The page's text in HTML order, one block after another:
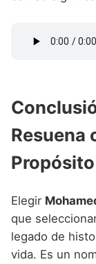
Resuena
Propósito
Elegir
que
legado de
vida. Es un